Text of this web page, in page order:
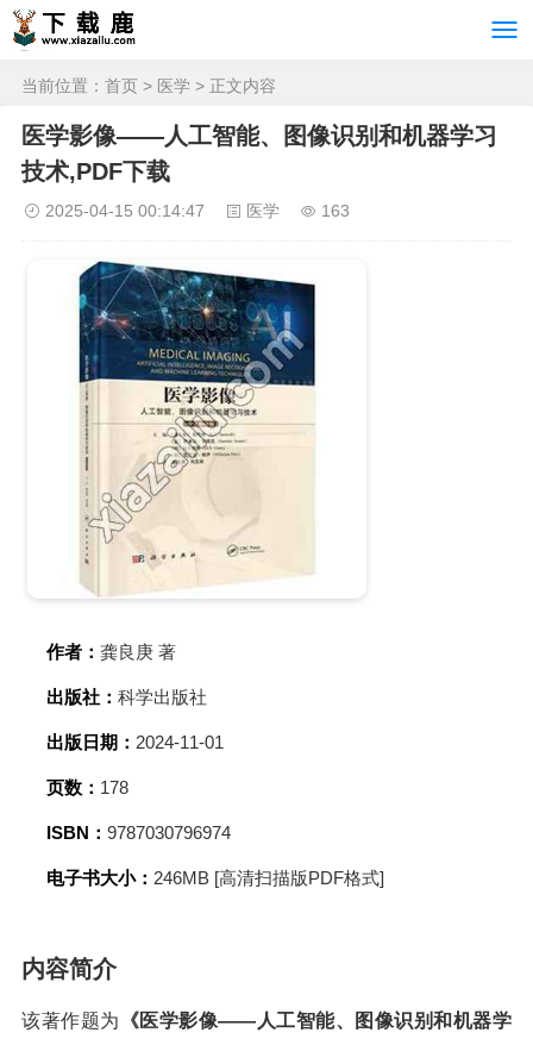
当前位置： 首页 > 医学 > 正文内容
医学影像——人工智能、图像识别和机器学习
技术,PDF下载
2025-04-15 00:14:47 医学 163
作者： 龚良庚 著
出版社： 科学出版社
出版日期： 2024-11-01
页数： 178
ISBN： 9787030796974
电子书大小： 246MB [高清扫描版PDF格式]
内容简介
该著作题为 《医学影像——人工智能、图像识别和机器学